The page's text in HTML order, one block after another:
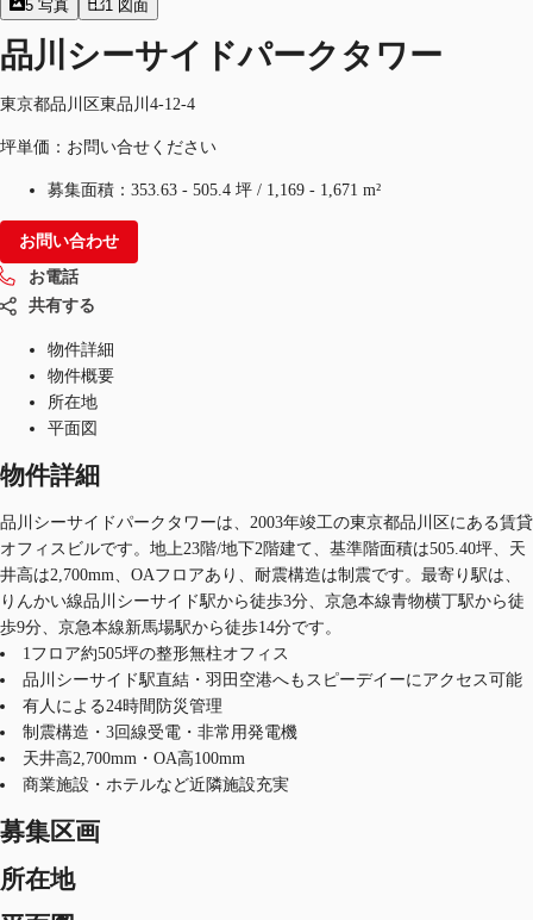
5 写真 1 図面
品川シーサイドパークタワー
東京都品川区東品川4-12-4
坪単価：お問い合せください
募集面積： 353.63 - 505.4 坪 / 1,169 - 1,671 m²
お問い合わせ
お電話
共有する
物件詳細
物件概要
所在地
平面図
物件詳細
品川シーサイドパークタワーは、2003年竣工の東京都品川区にある賃貸
オフィスビルです。地上23階/地下2階建て、基準階面積は505.40坪、天
井高は2,700mm、OAフロアあり、耐震構造は制震です。最寄り駅は、
りんかい線品川シーサイド駅から徒歩3分、京急本線青物横丁駅から徒
歩9分、京急本線新馬場駅から徒歩14分です。
1フロア約505坪の整形無柱オフィス
品川シーサイド駅直結・羽田空港へもスピーデイーにアクセス可能
有人による24時間防災管理
制震構造・3回線受電・非常用発電機
天井高2,700mm・OA高100mm
商業施設・ホテルなど近隣施設充実
募集区画
所在地